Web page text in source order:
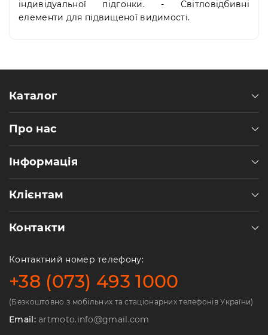
індивідуальної підгонки. - Світловідбивні
елементи для підвищеної видимості.
Каталог
Про нас
Інформація
Клієнтам
Контакти
Контактний номер телефону:
+38 (073) 493 1000
(Безкоштовно з мобільних та стаціонарних телефонів України)
Email:artmoto.info@gmail.com